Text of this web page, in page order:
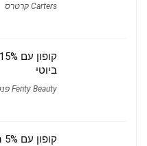
Carters קרטרס
ביוטי
Fenty Beauty פנטי ביוטי
קופון עם 5% הנחה – Amika אמיקה